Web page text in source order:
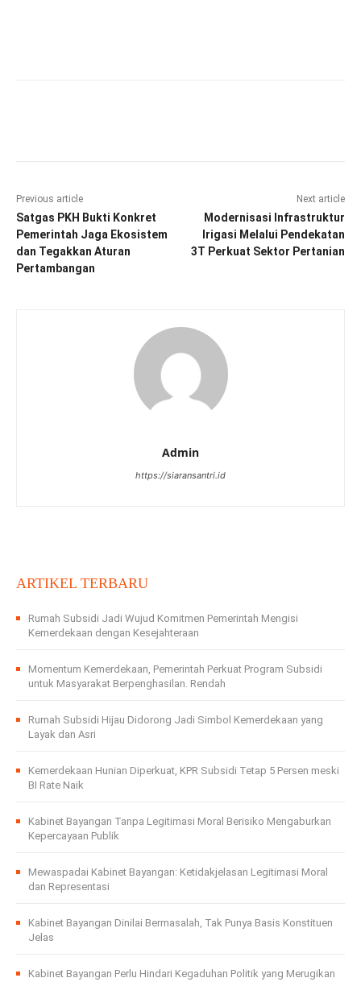
Previous article
Satgas PKH Bukti Konkret
Pemerintah Jaga Ekosistem
dan Tegakkan Aturan
Pertambangan
Next article
Modernisasi Infrastruktur
Irigasi Melalui Pendekatan
3T Perkuat Sektor Pertanian
Admin
https://siaransantri.id
ARTIKEL TERBARU
Rumah Subsidi Jadi Wujud Komitmen Pemerintah Mengisi
Kemerdekaan dengan Kesejahteraan
Momentum Kemerdekaan, Pemerintah Perkuat Program Subsidi
untuk Masyarakat Berpenghasilan. Rendah
Rumah Subsidi Hijau Didorong Jadi Simbol Kemerdekaan yang
Layak dan Asri
Kemerdekaan Hunian Diperkuat, KPR Subsidi Tetap 5 Persen meski
BI Rate Naik
Kabinet Bayangan Tanpa Legitimasi Moral Berisiko Mengaburkan
Kepercayaan Publik
Mewaspadai Kabinet Bayangan: Ketidakjelasan Legitimasi Moral
dan Representasi
Kabinet Bayangan Dinilai Bermasalah, Tak Punya Basis Konstituen
Jelas
Kabinet Bayangan Perlu Hindari Kegaduhan Politik yang Merugikan